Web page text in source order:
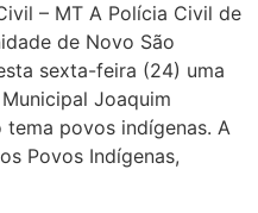
– MT A Polícia Civil de
de Novo São
sexta-feira (24) uma
Joaquim
povos indígenas. A
Povos Indígenas,